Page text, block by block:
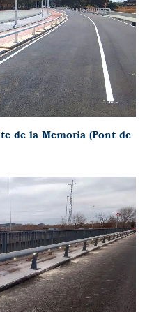
de la Memoria (Pont de